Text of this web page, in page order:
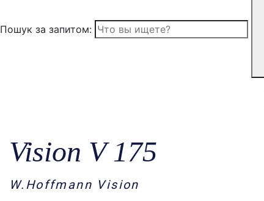
Пошук за запитом:
Vision V 175
W.Hoffmann Vision